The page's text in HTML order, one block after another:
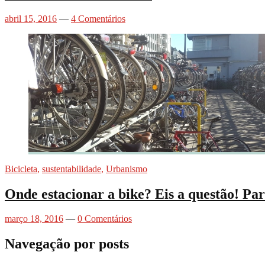
abril 15, 2016 — 4 Comentários
Bicicleta, sustentabilidade, Urbanismo
Onde estacionar a bike? Eis a questão!
março 18, 2016 — 0 Comentários
Navegação por posts